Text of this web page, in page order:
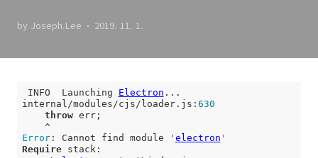
by Joseph.Lee 2019. 11. 1.
INFO  Launching Electron ...
internal/modules/cjs/loader.js: 630
throw err;
Error: Cannot find module ' electron '
Require stack: